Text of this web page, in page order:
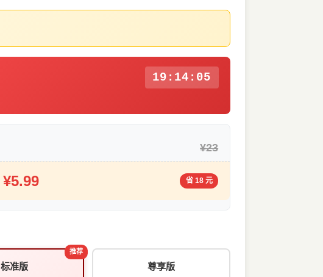
19:14:04
¥23
¥5.99 省 18 元
推荐
标准版 尊享版